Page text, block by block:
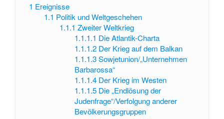
1 Ereignisse
1.1 Politik und Weltgeschehen
1.1.1 Zweiter Weltkrieg
1.1.1.1 Die Atlantik-Charta
1.1.1.2 Der Krieg auf dem Balkan
1.1.1.3Sowjetunion/„Unternehmen
Barbarossa“
1.1.1.4 Der Krieg im Westen
1.1.1.5 Die „Endlösung der
Judenfrage“/Verfolgung anderer
Bevölkerungsgruppen